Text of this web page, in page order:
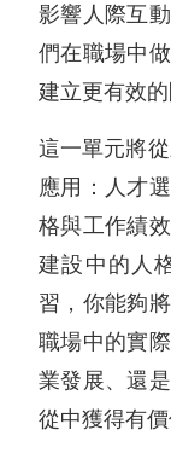
影響人際互
們在職場中
建立更有效的
這一單元將
應用：人才
格與工作績
建設中的人
習，你能夠
職場中的實
業發展、還
從中獲得有價